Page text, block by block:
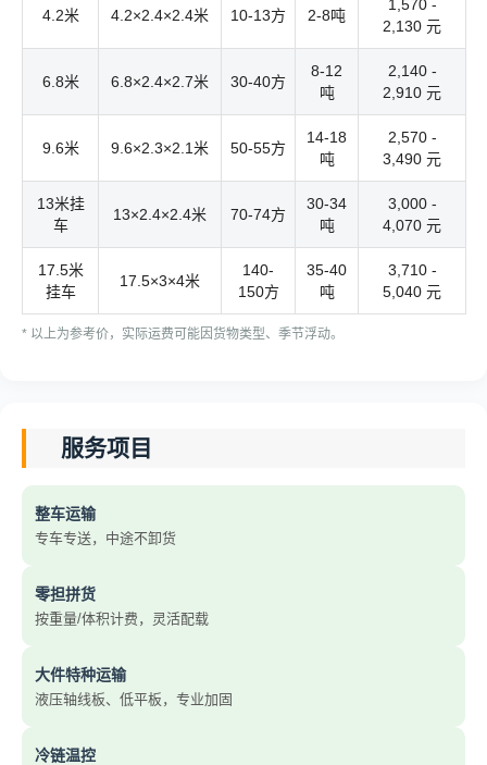
4.2米 4.2×2.4×2.4米 10-13方 2-8吨
1,570 -
2,130 元
6.8米 6.8×2.4×2.7米 30-40方
8-12
吨
2,140 -
2,910 元
9.6米 9.6×2.3×2.1米 50-55方
14-18
吨
2,570 -
3,490 元
13米挂
车
13×2.4×2.4米 70-74方
30-34
吨
3,000 -
4,070 元
17.5米
挂车
17.5×3×4米
140-
150方
35-40
吨
3,710 -
5,040 元
* 以上为参考价，实际运费可能因货物类型、季节浮动。
服务项目
整车运输
专车专送，中途不卸货
零担拼货
按重量/体积计费，灵活配载
大件特种运输
液压轴线板、低平板，专业加固
冷链温控